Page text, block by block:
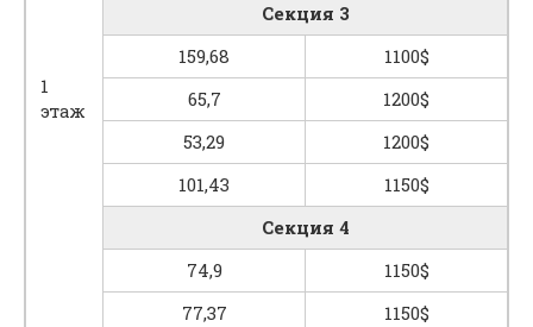
1
этаж
Секция 3
159,68
1100$
65,7
1200$
53,29
1200$
101,43
1150$
Секция 4
74,9
1150$
77,37
1150$